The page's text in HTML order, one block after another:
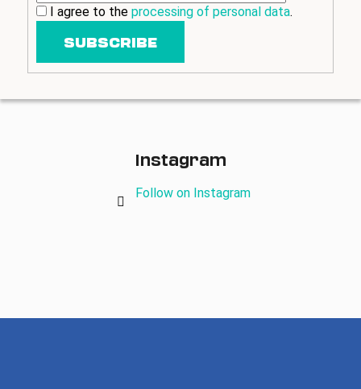
I agree to the processing of personal data.
SUBSCRIBE
Instagram
Follow on Instagram